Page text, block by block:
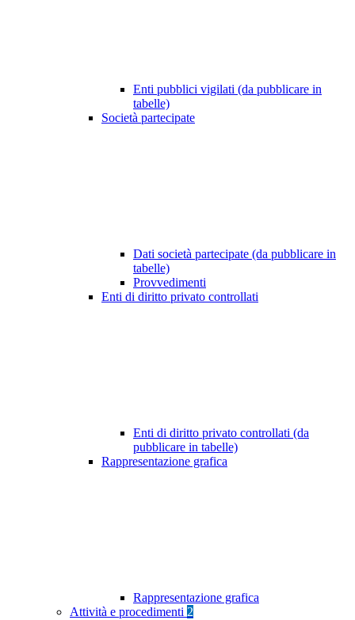
Enti pubblici vigilati (da pubblicare in
tabelle)
Società partecipate
Dati società partecipate (da pubblicare in
tabelle)
Provvedimenti
Enti di diritto privato controllati
Enti di diritto privato controllati (da
pubblicare in tabelle)
Rappresentazione grafica
Rappresentazione grafica
Attività e procedimenti 2